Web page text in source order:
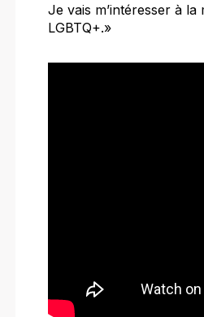
Je vais m’intéresser à
LGBTQ+.»